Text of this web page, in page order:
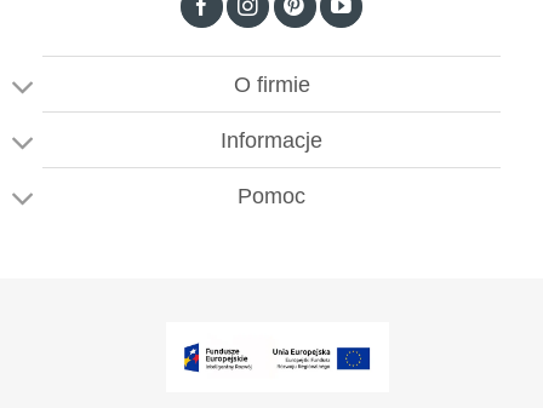
O firmie
Informacje
Pomoc